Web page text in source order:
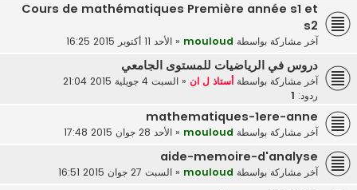
Cours de mathématiques Première année s1 et
s2
آخر مشاركة بواسطة mouloud
« الأحد 11 أكتوبر 2015 16:25
دروس في الرياضيات للمستوى الجامعي
آخر مشاركة بواسطة أستاذ ل ان« السبت 4 جويلية 2015 21:04
ردود:
mathematiques-1ere-anne
آخر مشاركة بواسطة mouloud
« الأحد 28 جوان 2015 17:48
aide-memoire-d'analyse
آخر مشاركة بواسطة mouloud
« السبت 27 جوان 2015 16:51